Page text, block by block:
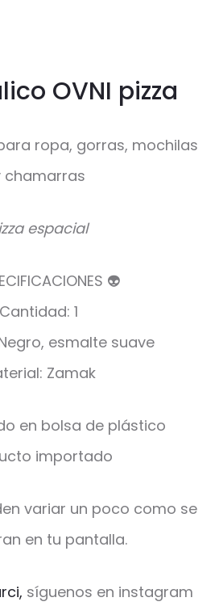
OVNI pizza
ropa, gorras, mochilas
chamarras
espacial
👽
Cantidad: 1
esmalte suave
Zamak
en bolsa de plástico
importado
variar un poco como se
en tu pantalla.
síguenos en instagram